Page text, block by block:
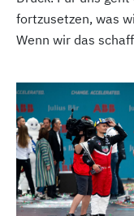
fortzusetzen, was
Wenn wir das